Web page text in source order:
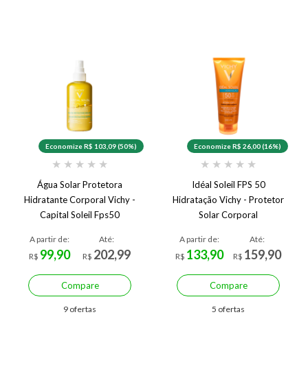
Economize R$ 103,09 (50%)
★ ★ ★ ★ ★
Água Solar Protetora
Hidratante Corporal Vichy -
Capital Soleil Fps50
A partir de:
R$ 99,90
Até:
R$ 202,99
Compare
9 ofertas
Economize R$ 26,00 (16%)
★ ★ ★ ★ ★
Idéal Soleil FPS 50
Hidratação Vichy - Protetor
Solar Corporal
A partir de:
R$ 133,90
Até:
R$ 159,90
Compare
5 ofertas